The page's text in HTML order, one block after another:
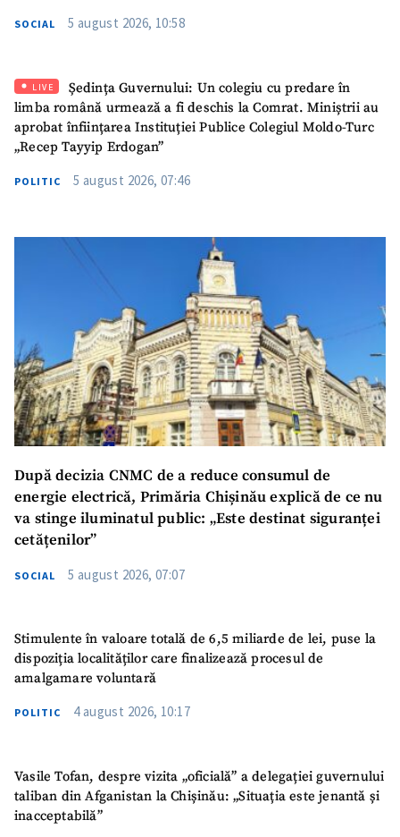
SUSȚINE
SOCIAL 5 august 2026, 10:58
LIVE
Ședința Guvernului: Un colegiu cu predare în
limba română urmează a fi deschis la Comrat. Miniștrii au
aprobat înființarea Instituției Publice Colegiul Moldo-Turc
„Recep Tayyip Erdogan”
POLITIC 5 august 2026, 07:46
După decizia CNMC de a reduce consumul de
energie electrică, Primăria Chișinău explică de ce nu
va stinge iluminatul public: „Este destinat siguranței
cetățenilor”
SOCIAL 5 august 2026, 07:07
Stimulente în valoare totală de 6,5 miliarde de lei, puse la
dispoziția localităților care finalizează procesul de
amalgamare voluntară
POLITIC 4 august 2026, 10:17
Vasile Tofan, despre vizita „oficială” a delegației guvernului
taliban din Afganistan la Chișinău: „Situația este jenantă și
inacceptabilă”
TRIMITE ȘTIREA